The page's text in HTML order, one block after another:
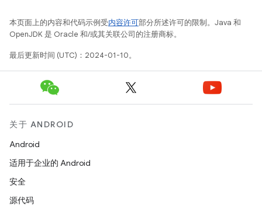
本页面上的内容和代码示例受内容许可部分所述许可的限制。Java 和
OpenJDK 是 Oracle 和/或其关联公司的注册商标。
最后更新时间 (UTC)：2024-01-10。
关于 ANDROID
Android
适用于企业的 Android
安全
源代码